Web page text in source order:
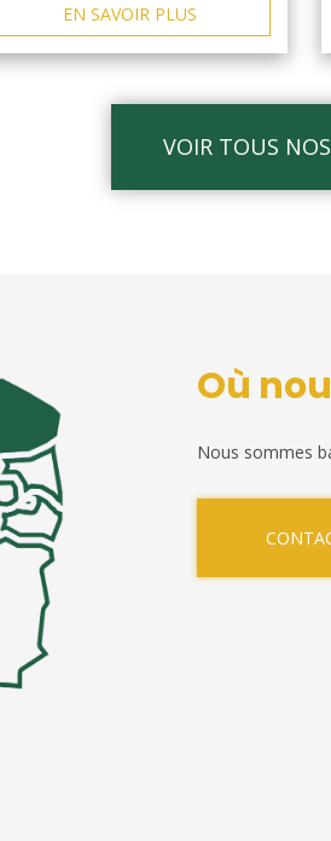
EN SAVOIR PLUS
VOIR TOUS
Où
Nous sommes